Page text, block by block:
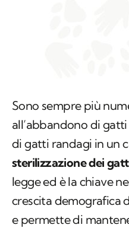
Sono sempre più
all’abbandono di
di gatti randagi in un
sterilizzazione dei
legge ed è la chiave
crescita demografica
e permette di